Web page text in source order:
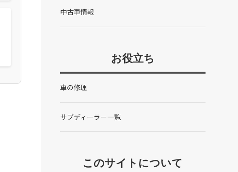
中古車情報
お役立ち
車の修理
サブディーラー一覧
このサイトについて